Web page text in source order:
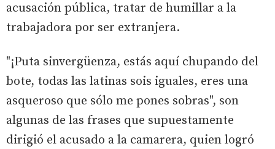
acusación pública, tratar de humillar a la
trabajadora por ser extranjera.
"¡Puta sinvergüenza, estás aquí chupando del
bote, todas las latinas sois iguales, eres una
asqueroso que sólo me pones sobras", son
algunas de las frases que supuestamente
dirigió el acusado a la camarera, quien logró